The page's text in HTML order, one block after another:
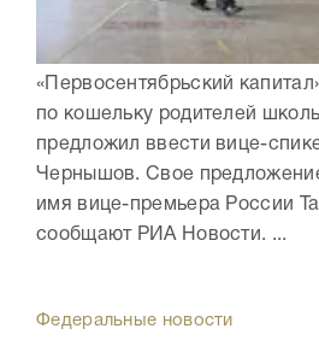
«Первосентябрьский
по кошельку родителей
предложил ввести вице-
Чернышов. Свое
имя вице-премьера России
сообщают РИА Новости. ...
Федеральные новости